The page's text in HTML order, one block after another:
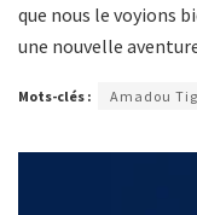
que nous le voyions
une nouvelle
Mots-clés : Amadou